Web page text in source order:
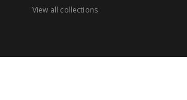
View all collections